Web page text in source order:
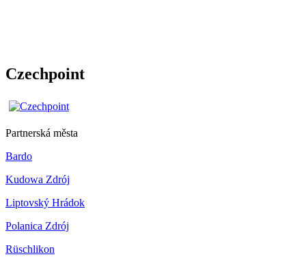
Czechpoint
Partnerská města
Bardo
Kudowa Zdrój
Liptovský Hrádok
Polanica Zdrój
Rüschlikon